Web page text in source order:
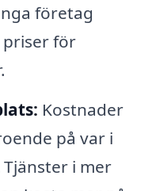
företag
för
Kostnader
på var i
i mer